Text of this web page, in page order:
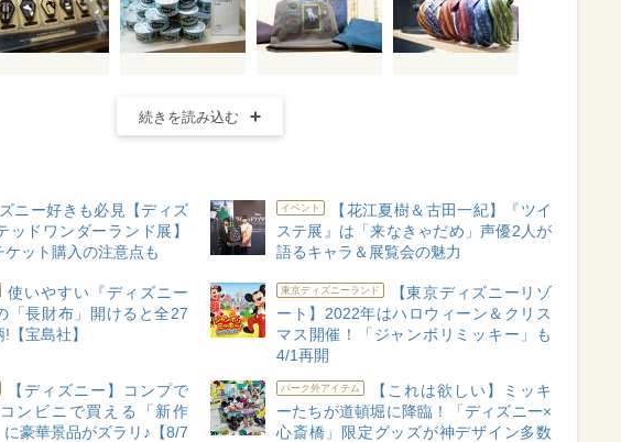
続きを読み込む
ニー好きも必見【ディズ
ッドワンダーランド展】
ット購入の注意点も
イベント
【花江夏樹＆古田一紀】『ツイ
ステ展』は「来なきゃだめ」声優2人が
語るキャラ＆展覧会の魅力
使いやすい『ディズニー
「長財布」開けると全27
【宝島社】
東京ディズニーランド
【東京ディズニーリゾ
ート】2022年はハロウィーン＆クリス
マス開催！「ジャンボリミッキー」も
4/1再開
【ディズニー】コンプで
ンビニで買える「新作
豪華景品がズラリ♪【8/7
パーク外アイテム
【これは欲しい】ミッキ
ーたちが道頓堀に降臨！「ディズニー×
心斎橋」限定グッズが神デザイン多数